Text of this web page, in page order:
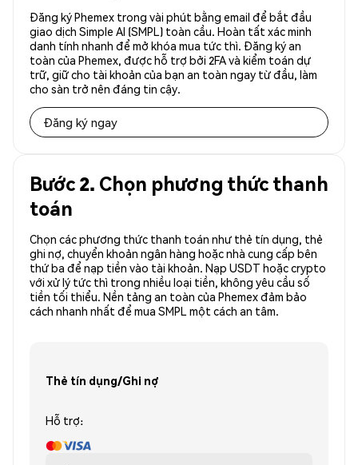
Đăng ký Phemex trong vài phút bằng email để bắt đầu
giao dịch Simple AI (SMPL) toàn cầu. Hoàn tất xác minh
danh tính nhanh để mở khóa mua tức thì. Đăng ký an
toàn của Phemex, được hỗ trợ bởi 2FA và kiểm toán dự
trữ, giữ cho tài khoản của bạn an toàn ngay từ đầu, làm
cho sàn trở nên đáng tin cậy.
Đăng ký ngay
Bước 2. Chọn phương thức thanh
toán
Chọn các phương thức thanh toán như thẻ tín dụng, thẻ
ghi nợ, chuyển khoản ngân hàng hoặc nhà cung cấp bên
thứ ba để nạp tiền vào tài khoản. Nạp USDT hoặc crypto
với xử lý tức thì trong nhiều loại tiền, không yêu cầu số
tiền tối thiểu. Nền tảng an toàn của Phemex đảm bảo
cách nhanh nhất để mua SMPL một cách an tâm.
Thẻ tín dụng/Ghi nợ
Hỗ trợ: